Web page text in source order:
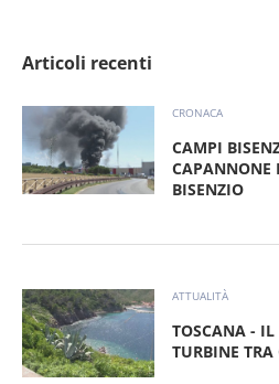
Articoli recenti
CRONACA
CAMPI
CAPANNONE
BISENZIO
ATTUALITÀ
TOSCANA - IL
TURBINE